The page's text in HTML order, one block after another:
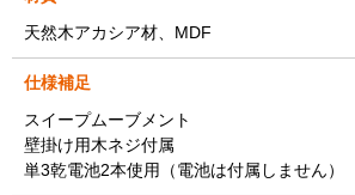
天然木アカシア材、MDF
仕様補足
スイープムーブメント
壁掛け用木ネジ付属
単3乾電池2本使用（電池は付属しません）